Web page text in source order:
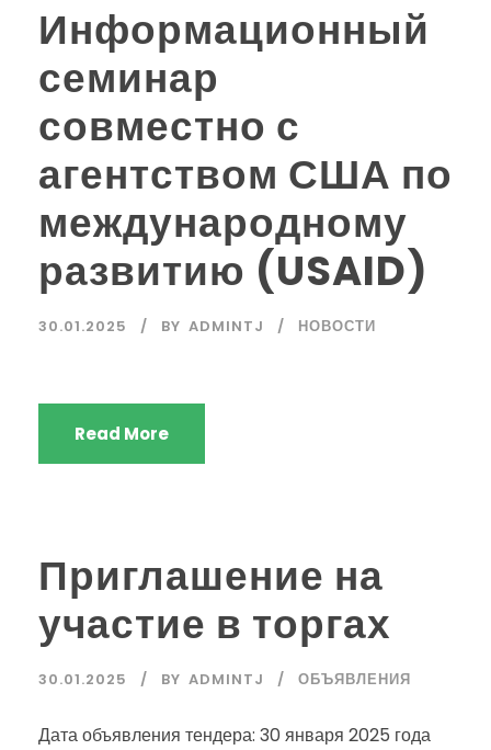
Информационный
семинар
совместно с
агентством США по
международному
развитию (USAID)
30.01.2025 BY ADMINTJ НОВОСТИ
Read More
Приглашение на
участие в торгах
30.01.2025 BY ADMINTJ ОБЪЯВЛЕНИЯ
Дата объявления тендера: 30 января 2025 года